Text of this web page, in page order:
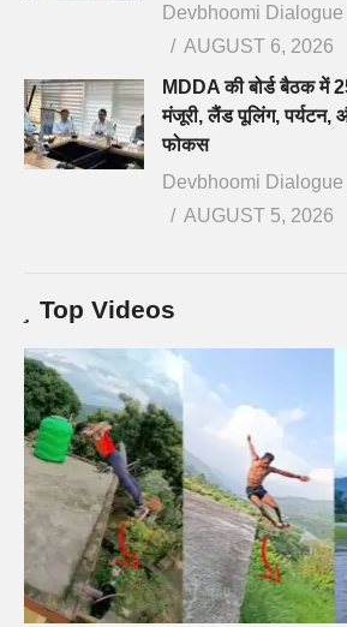
Devbhoomi Dialogue
AUGUST 6, 2026
MDDA की बोर्ड बैठक में
मंजूरी, लैंड पूलिंग, पर्यटन,
फोकस
Devbhoomi Dialogue
AUGUST 5, 2026
Top Videos